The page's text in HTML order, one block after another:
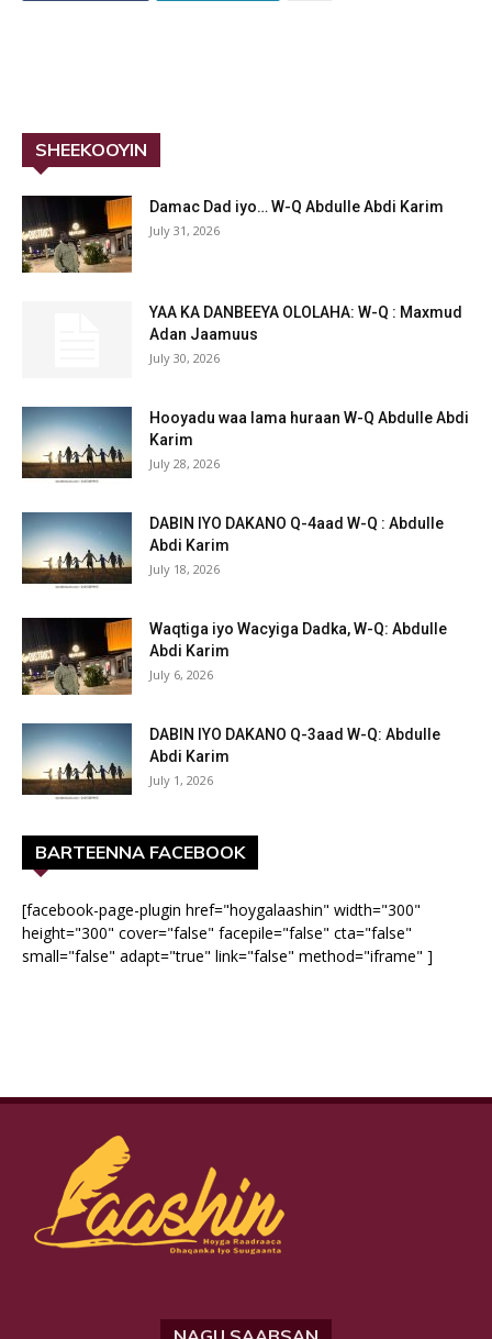
SHEEKOOYIN
Damac Dad iyo… W-Q Abdulle Abdi Karim
July 31, 2026
YAA KA DANBEEYA OLOLAHA: W-Q : Maxmud
Adan Jaamuus
July 30, 2026
Hooyadu waa lama huraan W-Q Abdulle Abdi
Karim
July 28, 2026
DABIN IYO DAKANO Q-4aad W-Q : Abdulle
Abdi Karim
July 18, 2026
Waqtiga iyo Wacyiga Dadka, W-Q: Abdulle
Abdi Karim
July 6, 2026
DABIN IYO DAKANO Q-3aad W-Q: Abdulle
Abdi Karim
July 1, 2026
BARTEENNA FACEBOOK
[facebook-page-plugin href="hoygalaashin" width="300"
height="300" cover="false" facepile="false" cta="false"
small="false" adapt="true" link="false" method="iframe" ]